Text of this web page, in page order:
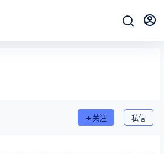
关注 私信